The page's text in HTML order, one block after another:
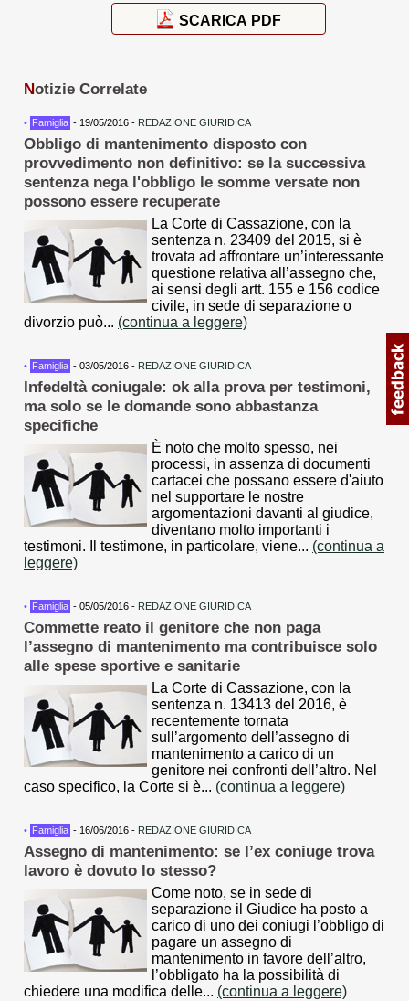
SCARICA PDF
Notizie Correlate
• Famiglia - 19/05/2016 - REDAZIONE GIURIDICA
Obbligo di mantenimento disposto con
provvedimento non definitivo: se la successiva
sentenza nega l'obbligo le somme versate non
possono essere recuperate
La Corte di Cassazione, con la
sentenza n. 23409 del 2015, si è
trovata ad affrontare un’interessante
questione relativa all’assegno che,
ai sensi degli artt. 155 e 156 codice
civile, in sede di separazione o
divorzio può... (continua a leggere)
• Famiglia - 03/05/2016 - REDAZIONE GIURIDICA
Infedeltà coniugale: ok alla prova per testimoni,
ma solo se le domande sono abbastanza
specifiche
È noto che molto spesso, nei
processi, in assenza di documenti
cartacei che possano essere d'aiuto
nel supportare le nostre
argomentazioni davanti al giudice,
diventano molto importanti i
testimoni. Il testimone, in particolare, viene... (continua a
leggere)
• Famiglia - 05/05/2016 - REDAZIONE GIURIDICA
Commette reato il genitore che non paga
l’assegno di mantenimento ma contribuisce solo
alle spese sportive e sanitarie
La Corte di Cassazione, con la
sentenza n. 13413 del 2016, è
recentemente tornata
sull’argomento dell’assegno di
mantenimento a carico di un
genitore nei confronti dell’altro. Nel
caso specifico, la Corte si è... (continua a leggere)
• Famiglia - 16/06/2016 - REDAZIONE GIURIDICA
Assegno di mantenimento: se l’ex coniuge trova
lavoro è dovuto lo stesso?
Come noto, se in sede di
separazione il Giudice ha posto a
carico di uno dei coniugi l’obbligo di
pagare un assegno di
mantenimento in favore dell’altro,
l’obbligato ha la possibilità di
chiedere una modifica delle... (continua a leggere)